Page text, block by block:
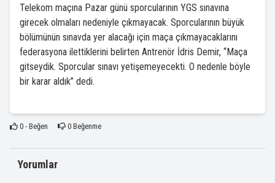
Telekom maçına Pazar günü sporcularının YGS sınavına
girecek olmaları nedeniyle çıkmayacak. Sporcularının büyük
bölümünün sınavda yer alacağı için maça çıkmayacaklarını
federasyona ilettiklerini belirten Antrenör İdris Demir, “Maça
gitseydik. Sporcular sınavı yetişemeyecekti. O nedenle böyle
bir karar aldık” dedi.
0- Beğen 0Beğenme
Yorumlar